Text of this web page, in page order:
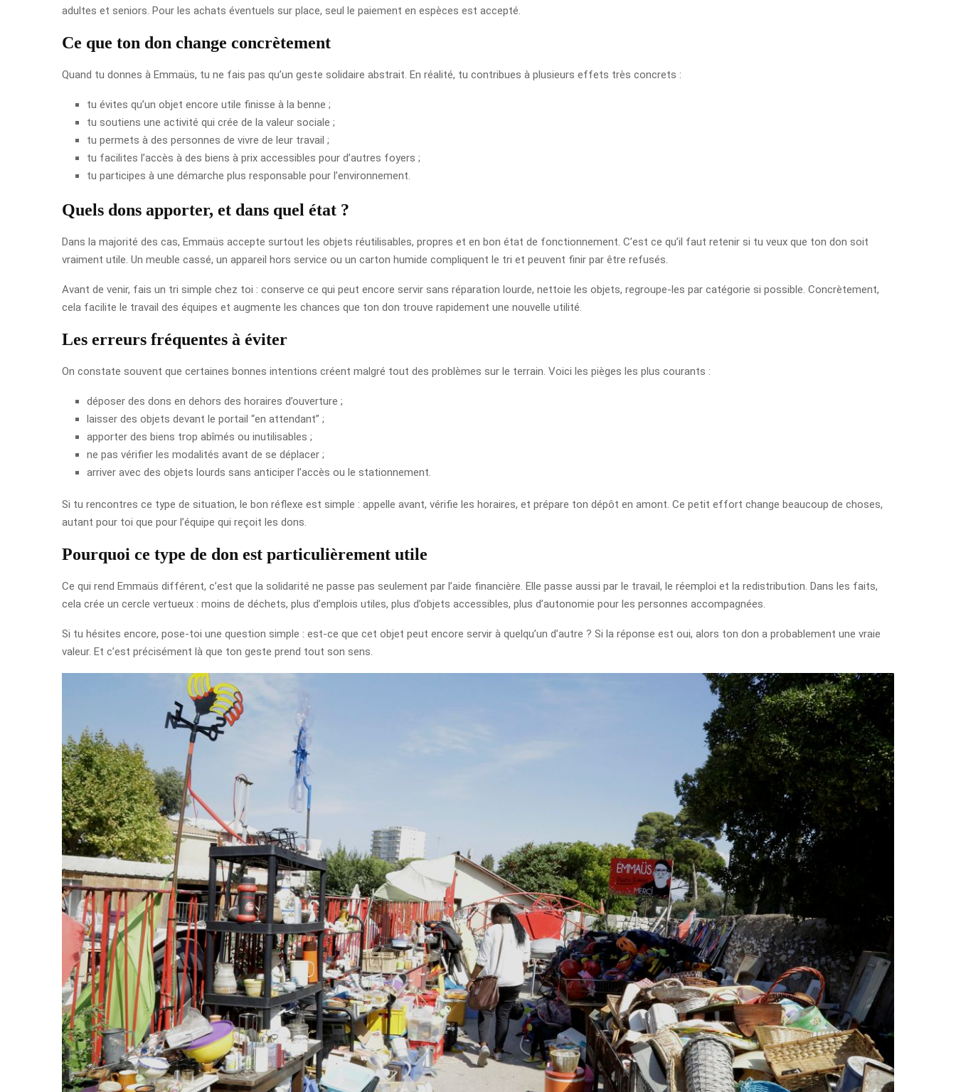
adultes et seniors. Pour les achats éventuels sur place, seul le paiement en espèces est accepté.
Ce que ton don change concrètement
Quand tu donnes à Emmaüs, tu ne fais pas qu’un geste solidaire abstrait. En réalité, tu contribues à plusieurs effets très concrets :
tu évites qu’un objet encore utile finisse à la benne ;
tu soutiens une activité qui crée de la valeur sociale ;
tu permets à des personnes de vivre de leur travail ;
tu facilites l’accès à des biens à prix accessibles pour d’autres foyers ;
tu participes à une démarche plus responsable pour l’environnement.
Quels dons apporter, et dans quel état ?
Dans la majorité des cas, Emmaüs accepte surtout les objets réutilisables, propres et en bon état de fonctionnement. C’est ce qu’il faut retenir si tu veux que ton don soit
vraiment utile. Un meuble cassé, un appareil hors service ou un carton humide compliquent le tri et peuvent finir par être refusés.
Avant de venir, fais un tri simple chez toi : conserve ce qui peut encore servir sans réparation lourde, nettoie les objets, regroupe-les par catégorie si possible. Concrètement,
cela facilite le travail des équipes et augmente les chances que ton don trouve rapidement une nouvelle utilité.
Les erreurs fréquentes à éviter
On constate souvent que certaines bonnes intentions créent malgré tout des problèmes sur le terrain. Voici les pièges les plus courants :
déposer des dons en dehors des horaires d’ouverture ;
laisser des objets devant le portail “en attendant” ;
apporter des biens trop abîmés ou inutilisables ;
ne pas vérifier les modalités avant de se déplacer ;
arriver avec des objets lourds sans anticiper l’accès ou le stationnement.
Si tu rencontres ce type de situation, le bon réflexe est simple : appelle avant, vérifie les horaires, et prépare ton dépôt en amont. Ce petit effort change beaucoup de choses,
autant pour toi que pour l’équipe qui reçoit les dons.
Pourquoi ce type de don est particulièrement utile
Ce qui rend Emmaüs différent, c’est que la solidarité ne passe pas seulement par l’aide financière. Elle passe aussi par le travail, le réemploi et la redistribution. Dans les faits,
cela crée un cercle vertueux : moins de déchets, plus d’emplois utiles, plus d’objets accessibles, plus d’autonomie pour les personnes accompagnées.
Si tu hésites encore, pose-toi une question simple : est-ce que cet objet peut encore servir à quelqu’un d’autre ? Si la réponse est oui, alors ton don a probablement une vraie
valeur. Et c’est précisément là que ton geste prend tout son sens.